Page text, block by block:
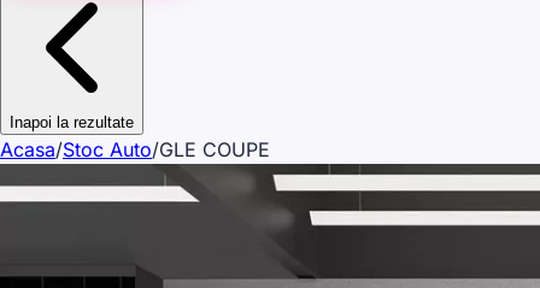
Inapoi la rezultate
Acasa/Stoc Auto/GLE COUPE